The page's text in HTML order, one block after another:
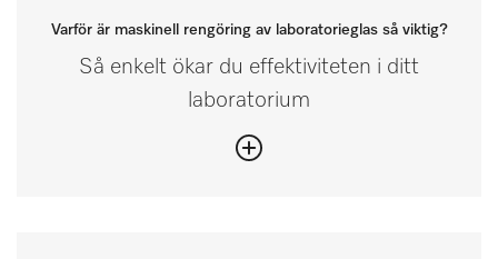
Varför är maskinell rengöring av laboratorieglas så viktig?
Så enkelt ökar du effektiviteten i ditt
laboratorium